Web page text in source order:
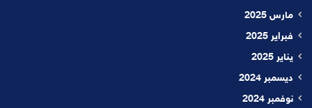
مارس 2025
فبراير 2025
يناير 2025
ديسمبر 2024
نوفمبر 2024